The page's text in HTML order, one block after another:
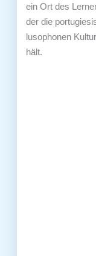
ein Ort des
der die
lusophonen
hält.